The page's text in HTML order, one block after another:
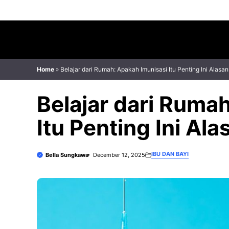
to
Home » Belajar dari Rumah: Apakah Imunisasi Itu Penting Ini
Belajar dari
Itu Penting Ini
Bella Sungkawa December 12, 2025 IBU DAN BAYI